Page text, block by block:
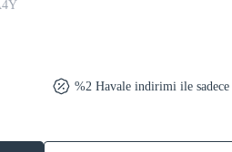
%2 Havale indirimi ile